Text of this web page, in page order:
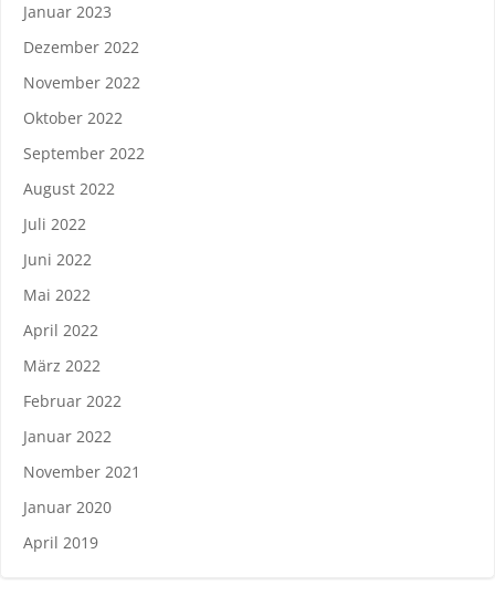
Januar 2023
Dezember 2022
November 2022
Oktober 2022
September 2022
August 2022
Juli 2022
Juni 2022
Mai 2022
April 2022
März 2022
Februar 2022
Januar 2022
November 2021
Januar 2020
April 2019